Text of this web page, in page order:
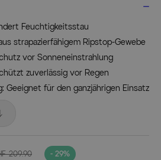
Feuchtigkeitsstau
strapazierfähigem Ripstop-Gewebe
vor Sonneneinstrahlung
zuverlässig vor Regen
Geeignet für den ganzjährigen Einsatz
209.90
- 29%